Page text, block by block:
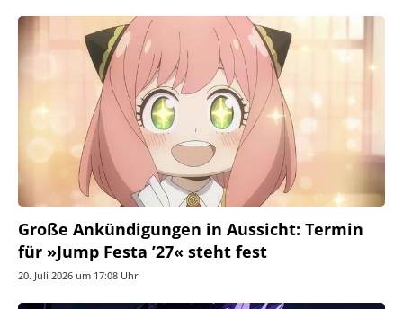
Große Ankündigungen in Aussicht: Termin
für »Jump Festa ’27« steht fest
20. Juli 2026 um 17:08 Uhr